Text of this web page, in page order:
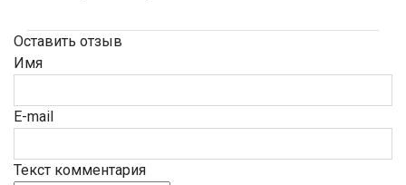
Оставить отзыв
Имя
E-mail
Текст комментария